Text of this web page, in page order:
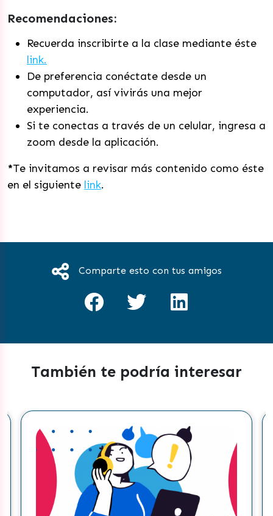
Recomendaciones:
Recuerda inscribirte a la clase mediante éste
link.
De preferencia conéctate desde un
computador, así vivirás una mejor
experiencia.
Si te conectas a través de un celular, ingresa a
zoom desde la aplicación.
*Te invitamos a revisar más contenido como éste
en el siguiente link.
Comparte esto con tus amigos
También te podría interesar